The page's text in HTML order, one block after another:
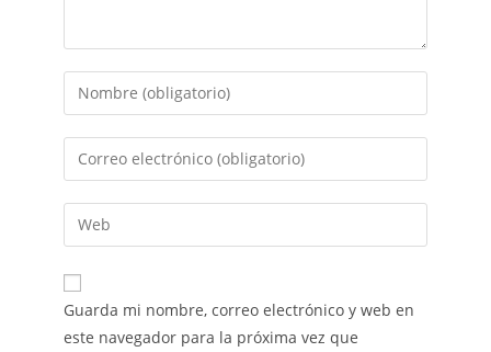
Guarda mi nombre, correo electrónico y web en
este navegador para la próxima vez que